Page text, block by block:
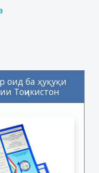
оид ба ҳуқуқи
Тоҷикистон